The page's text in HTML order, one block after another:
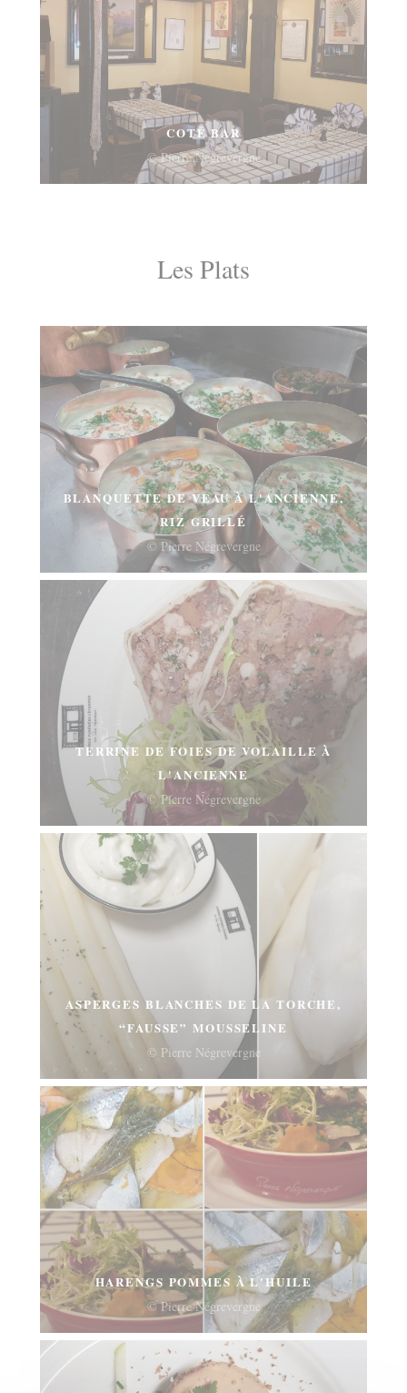
COTÉ BAR
© Pierre Négrevergne
Les Plats
BLANQUETTE DE VEAU À L'ANCIENNE,
RIZ GRILLÉ
© Pierre Négrevergne
TERRINE DE FOIES DE VOLAILLE À
L'ANCIENNE
© Pierre Négrevergne
ASPERGES BLANCHES DE LA TORCHE,
“FAUSSE” MOUSSELINE
© Pierre Négrevergne
HARENGS POMMES À L'HUILE
© Pierre Négrevergne